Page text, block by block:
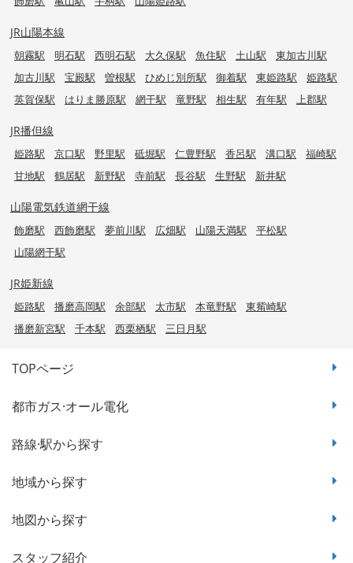
JR山陽本線
朝霧駅 明石駅 西明石駅 大久保駅 魚住駅 土山駅
東加古川駅
加古川駅
宝殿駅 曽根駅 ひめじ別所駅 御着駅 東姫路駅
姫路駅
英賀保駅
はりま勝原駅 網干駅 竜野駅 相生駅 有年駅 上郡駅
JR播但線
姫路駅 京口駅 野里駅 砥堀駅 仁豊野駅 香呂駅 溝口駅
福崎駅
甘地駅
鶴居駅 新野駅 寺前駅 長谷駅 生野駅 新井駅
山陽電気鉄道網干線
飾磨駅 西飾磨駅 夢前川駅 広畑駅 山陽天満駅
平松駅
山陽網干駅
JR姫新線
姫路駅 播磨高岡駅 余部駅 太市駅 本竜野駅
東觜崎駅
播磨新宮駅
千本駅 西栗栖駅 三日月駅
TOPページ
都市ガス·オール電化
路線·駅から探す
地域から探す
地図から探す
スタッフ紹介